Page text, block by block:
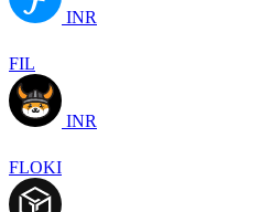
INR
FIL
INR
FLOKI